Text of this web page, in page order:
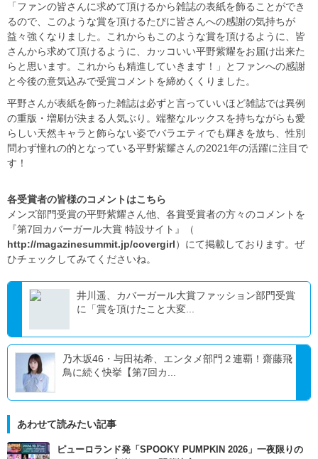
「ファンの皆さんに求めて頂けるから雑誌の表紙を飾ることができ
るので、このような賞を頂けるたびに皆さんへの感謝の気持ちが
益々強くなりました。
これからもこのような賞を頂けるように、皆
さんから求めて頂けるように、カッコいい平野紫耀をお届け出来た
らと思います。これからも精進していきます！」とファンへの感謝
と今後の意気込みで受賞コメントを締めくくりました。
平野さんが表紙を飾った雑誌は必ずと言っていいほど雑誌では異例
の重版・増刷が決まる人気ぶり。端整なルックスを持ちながらも愛
らしい天然キャラと飾らない姿でバラエティでも輝きを放ち、性別
問わず憧れの的となっている平野紫耀さんの2021年の活躍に注目で
す！
各受賞者の皆様のコメントはこちら
メンズ部門受賞の平野紫耀さん他、各賞受賞者の方々のコメントを
『第7回カバーガール大賞 特設サイト』（
http://magazinesummit.jp/covergirl）にて掲載しております。ぜ
ひチェックしてみてくださいね。
井川遥、カバーガール大賞ファッション部門受賞
に「賞を頂けたこと大変...
乃木坂46・与田祐希、エンタメ部門２連覇！齋藤飛
鳥に続く快挙【第7回カ...
あわせて読みたい記事
ピューロランド発「SPOOKY PUMPKIN 2026」一夜限りの